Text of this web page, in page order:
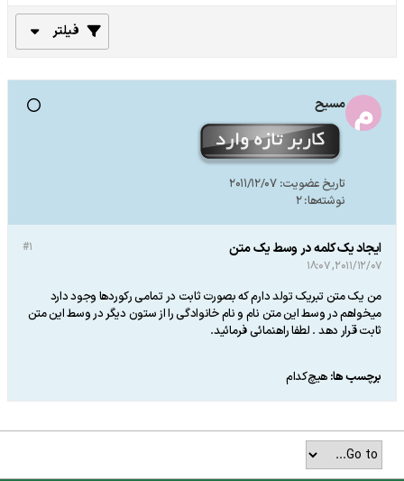
فیلتر
مسیح
تاریخ عضویت: 2011/12/07
نوشته‌ها:2
#1 ایجاد یک کلمه در وسط یک متن
2011/12/07, 18:07
من یک متن تبریک تولد دارم که بصورت ثابت در تمامی رکوردها وجود دارد
میخواهم در وسط این متن نام و نام خانوادگی را از ستون دیگر در وسط این متن
ثابت قرار دهد . لطفا راهنمائی فرمائید.
برچسب ها: هیچ‌کدام